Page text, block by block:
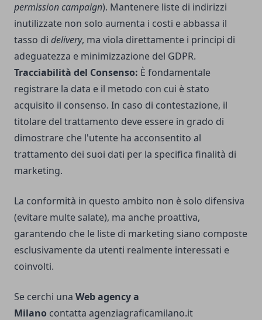
permission campaign). Mantenere liste di indirizzi
inutilizzate non solo aumenta i costi e abbassa il
tasso di delivery, ma viola direttamente i principi di
adeguatezza e minimizzazione del GDPR.
Tracciabilità del Consenso: È fondamentale
registrare la data e il metodo con cui è stato
acquisito il consenso. In caso di contestazione, il
titolare del trattamento deve essere in grado di
dimostrare che l'utente ha acconsentito al
trattamento dei suoi dati per la specifica finalità di
marketing.
La conformità in questo ambito non è solo difensiva
(evitare multe salate), ma anche proattiva,
garantendo che le liste di marketing siano composte
esclusivamente da utenti realmente interessati e
coinvolti.
Se cerchi una Web agency a
Milano contatta agenziagraficamilano.it